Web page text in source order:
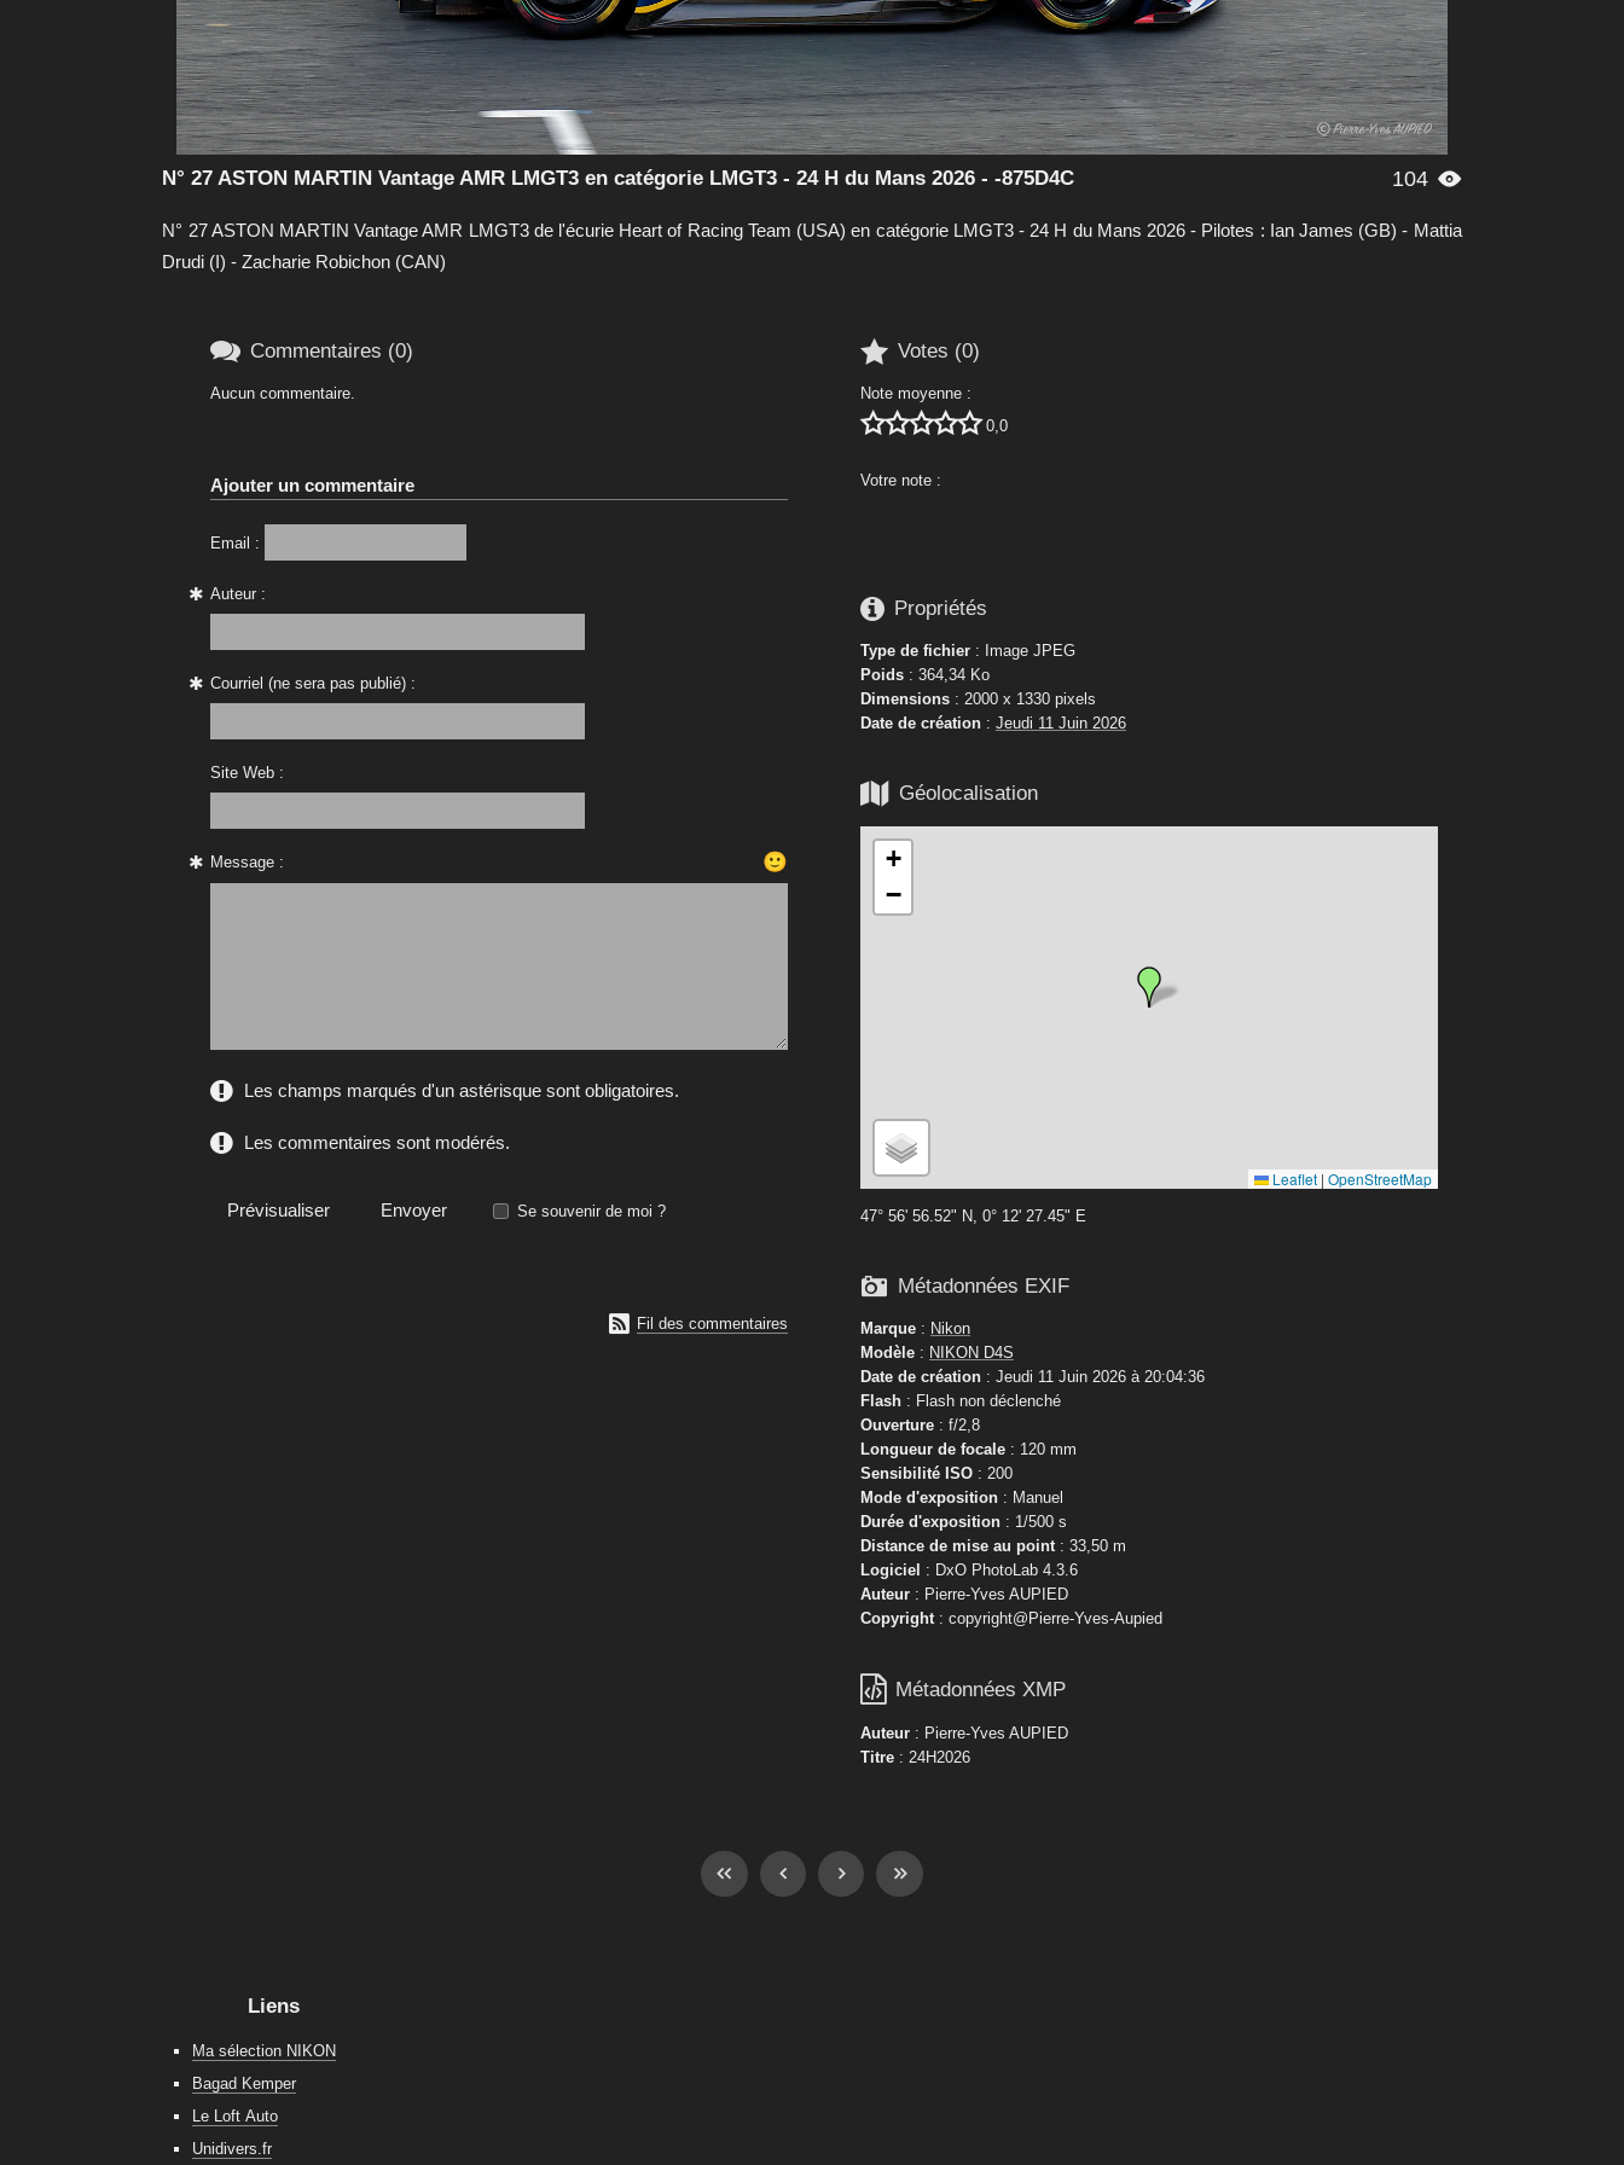
104 
N° 27 ASTON MARTIN Vantage AMR LMGT3 en catégorie LMGT3 - 24 H du Mans 2026 - -875D4C
N° 27 ASTON MARTIN Vantage AMR LMGT3 de l'écurie Heart of Racing Team (USA) en catégorie LMGT3 - 24 H du Mans 2026 - Pilotes : Ian James (GB) - Mattia
Drudi (I) - Zacharie Robichon (CAN)
 Votes (0)
Note moyenne :
 0,0
Votre note :
 Propriétés
Type de fichier : Image JPEG
Poids : 364,34 Ko
Dimensions : 2000 x 1330 pixels
Date de création : Jeudi 11 Juin 2026
 Géolocalisation
+
−
Leaflet | OpenStreetMap
47° 56' 56.52" N, 0° 12' 27.45" E
 Métadonnées EXIF
Marque : Nikon
Modèle : NIKON D4S
Date de création : Jeudi 11 Juin 2026 à 20:04:36
Flash : Flash non déclenché
Ouverture : f/2,8
Longueur de focale : 120 mm
Sensibilité ISO : 200
Mode d'exposition : Manuel
Durée d'exposition : 1/500 s
Distance de mise au point : 33,50 m
Logiciel : DxO PhotoLab 4.3.6
Auteur : Pierre-Yves AUPIED
Copyright : copyright@Pierre-Yves-Aupied
 Métadonnées XMP
Auteur : Pierre-Yves AUPIED
Titre : 24H2026
 Commentaires (0)
Aucun commentaire.
Ajouter un commentaire
Email :
Auteur :
Courriel (ne sera pas publié) :
Site Web :
Message : 🙂
Les champs marqués d'un astérisque sont obligatoires.
Les commentaires sont modérés.
Se souvenir de moi ?
 Fil des commentaires
Liens
Ma sélection NIKON
Bagad Kemper
Le Loft Auto
Unidivers.fr